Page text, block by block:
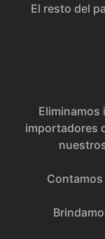
El resto del
Eliminamos
importadores